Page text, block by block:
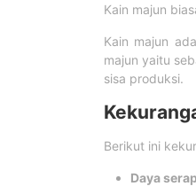
Kain majun
Kain majun
majun yaitu
sisa produksi.
Berikut ini
Daya serap